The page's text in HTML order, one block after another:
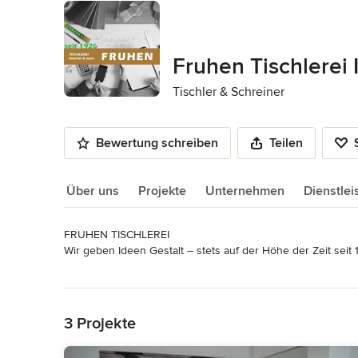
Fruhen Tischlerei
Tischler & Schreiner
Bewertung schreiben Teilen
Über uns Projekte Unternehmen
Über uns
FRUHEN TISCHLEREI
Wir geben Ideen Gestalt – stets auf der Höhe der Zeit seit
Ladenbau erweitert. Und das war erst der Anfang.
3 Projekte